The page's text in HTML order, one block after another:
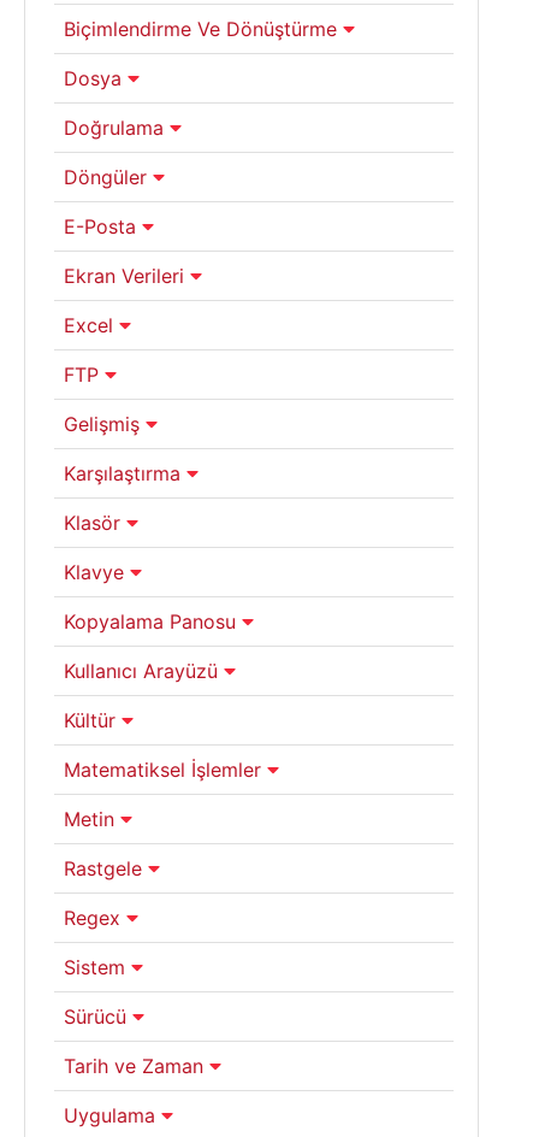
Biçimlendirme Ve Dönüştürme
Dosya
Doğrulama
Döngüler
E-Posta
Ekran Verileri
Excel
FTP
Gelişmiş
Karşılaştırma
Klasör
Klavye
Kopyalama Panosu
Kullanıcı Arayüzü
Kültür
Matematiksel İşlemler
Metin
Rastgele
Regex
Sistem
Sürücü
Tarih ve Zaman
Uygulama